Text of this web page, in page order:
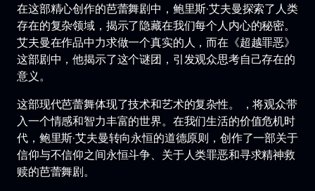
在这部精心创作的芭蕾舞剧中，鲍里斯·艾夫曼探索了人类
存在的复杂领域，揭示了隐藏在我们每个人内心的秘密。
艾夫曼在作品中力求做一个真实的人，而在《超越罪恶》
这部剧中，他揭示了这个谜团，引发观众思考自己存在的
意义。
这部现代芭蕾舞体现了技术和艺术的复杂性。 ，将观众带
入一个情感和智力丰富的世界。在我们生活的价值危机时
代，鲍里斯·艾夫曼转向永恒的道德原则，创作了一部关于
信仰与不信仰之间永恒斗争、关于人类罪恶和寻求精神救
赎的芭蕾舞剧。